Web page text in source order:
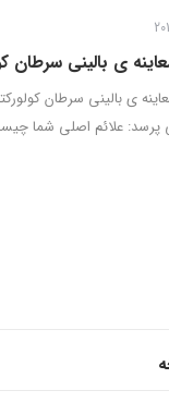
ی بالینی سرطان
ی بالینی سرطان
می پرسد: علائم اصلی شما